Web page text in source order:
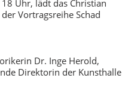
Uhr, lädt das Christian
Vortragsreihe Schad
Dr. Inge Herold,
Direktorin der Kunsthalle